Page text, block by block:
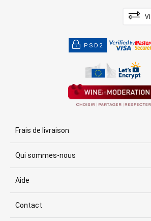
PSD2
Frais de livraison
Qui sommes-nous
Aide
Contact